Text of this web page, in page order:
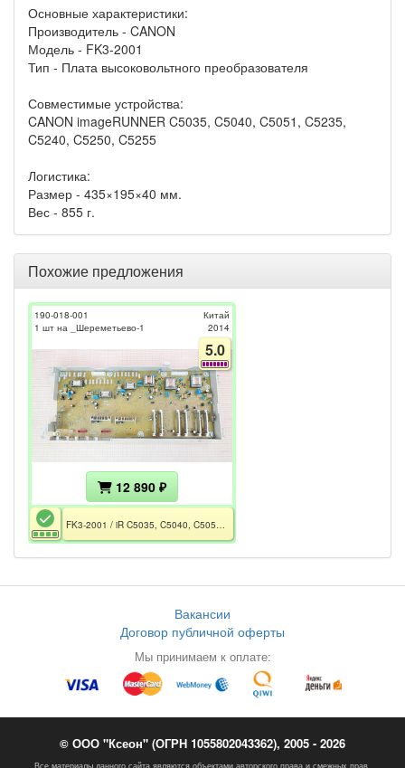
Основные характеристики:
Производитель - CANON
Модель - FK3-2001
Тип - Плата высоковольтного преобразователя
Совместимые устройства:
CANON imageRUNNER C5035, C5040, C5051, C5235,
C5240, C5250, C5255
Логистика:
Размер - 435×195×40 мм.
Вес - 855 г.
Похожие предложения
190-018-001
1 шт на _Шереметьево-1
Китай
2014
5.0
12 890 ₽
FK3-2001 / iR C5035, C5040, C5051, C5235, C5240, C5250, C5255
Вакансии
Договор публичной оферты
Мы принимаем к оплате:
© ООО "Ксеон" (ОГРН 1055802043362), 2005 - 2026